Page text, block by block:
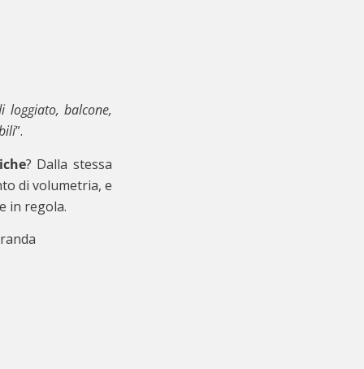
loggiato, balcone,
”.
? Dalla stessa
di volumetria, e
in regola.